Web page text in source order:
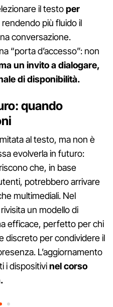
il testoper
rendendo più fluido il
conversazione.
“porta d’accesso”: non
un invito a dialogare,
di disponibilità.
quando
al testo, ma non è
evolverla in futuro:
che, in base
potrebbero arrivare
multimediali. Nel
un modello di
efficace, perfetto per chi
discreto per condividere il
L’aggiornamento
i dispositivinel corso